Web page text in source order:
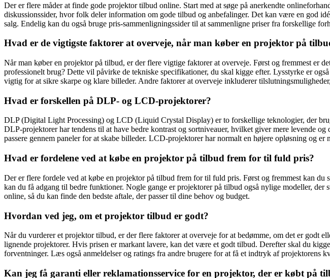
Der er flere måder at finde gode projektor tilbud online. Start med at søge på anerkendte
diskussionssider, hvor folk deler information om gode tilbud og anbefalinger. Det kan være en god
salg. Endelig kan du også bruge pris-sammenligningssider til at sammenligne priser fra forskellige
Hvad er de vigtigste faktorer at overveje, når man køber en projektor på
Når man køber en projektor på tilbud, er der flere vigtige faktorer at overveje. Først og fremmest er
professionelt brug? Dette vil påvirke de tekniske specifikationer, du skal kigge efter. Lysstyrke er
vigtig for at sikre skarpe og klare billeder. Andre faktorer at overveje inkluderer
Hvad er forskellen på DLP- og LCD-projektorer?
DLP (Digital Light Processing) og LCD (Liquid Crystal Display) er to forskellige teknologier, der
DLP-projektorer har tendens til at have bedre kontrast og sortniveauer, hvilket giver mere levende
passere gennem paneler for at skabe billeder. LCD-projektorer har normalt en højere opløsning og er
Hvad er fordelene ved at købe en projektor på tilbud frem for til fuld pris?
Der er flere fordele ved at købe en projektor på tilbud frem for til fuld pris. Først og fremmest kan
kan du få adgang til bedre funktioner. Nogle gange er projektorer på tilbud også nylige modeller,
online, så du kan finde den bedste aftale, der passer til dine behov og budget.
Hvordan ved jeg, om et projektor tilbud er godt?
Når du vurderer et projektor tilbud, er der flere faktorer at overveje for at bedømme, om det er godt
lignende projektorer. Hvis prisen er markant lavere, kan det være et godt tilbud. Derefter skal du
forventninger. Læs også anmeldelser og ratings fra andre brugere for at få et indtryk af projektorens
Kan jeg få garanti eller reklamationsservice for en projektor, der er købt på